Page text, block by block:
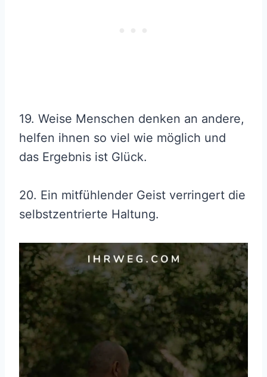
19. Weise Menschen denken an andere,
helfen ihnen so viel wie möglich und
das Ergebnis ist Glück.
20. Ein mitfühlender Geist verringert die
selbstzentrierte Haltung.